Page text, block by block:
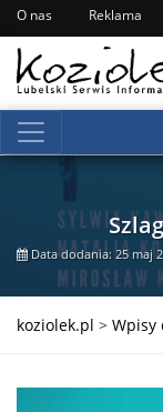
O nas Reklama
Data dodania: 25 maj
koziolek.pl > Wpisy